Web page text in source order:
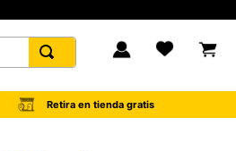
Retira en tienda gratis